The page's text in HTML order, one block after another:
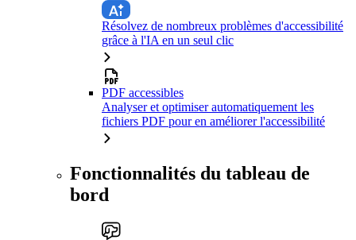
Résolvez de nombreux problèmes d'accessibilité
grâce à l'IA en un seul clic
PDF accessibles
Analyser et optimiser automatiquement les
fichiers PDF pour en améliorer l'accessibilité
Fonctionnalités du tableau de
bord